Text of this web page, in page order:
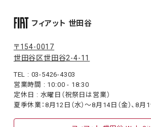
フィアット 世田谷
〒154-0017
世田谷区世田谷2-4-11
TEL : 03-5426-4303
営業時間 : 10:00 - 18:30
定休日 : 水曜日（祝祭日は営業）
夏季休業：8月12日（水）〜8月14日（金）、8月